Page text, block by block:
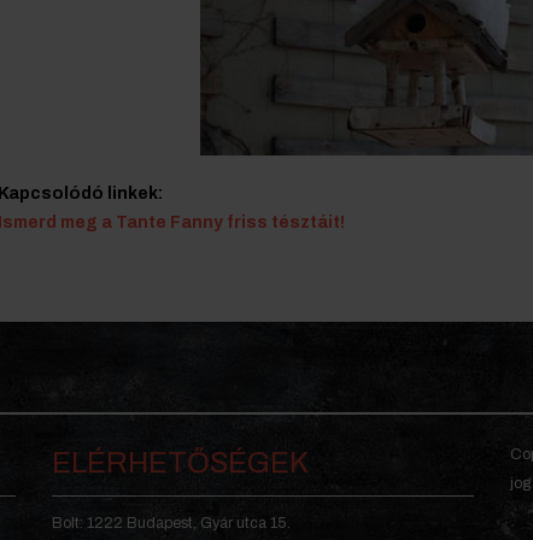
Kapcsolódó linkek:
Ismerd meg a Tante Fanny friss tésztáit!
ELÉRHETŐSÉGEK
Bolt: 1222 Budapest, Gyár utca 15.